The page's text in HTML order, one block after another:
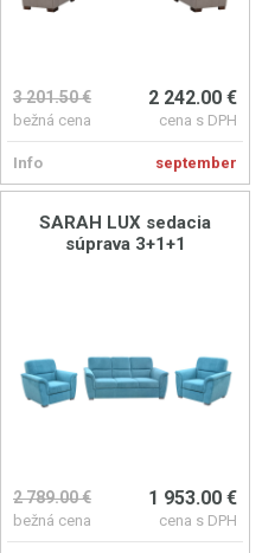
3 201.50 €
bežná cena
2 242.00 €
cena s DPH
Info september
SARAH LUX sedacia
súprava 3+1+1
2 789.00 €
bežná cena
1 953.00 €
cena s DPH